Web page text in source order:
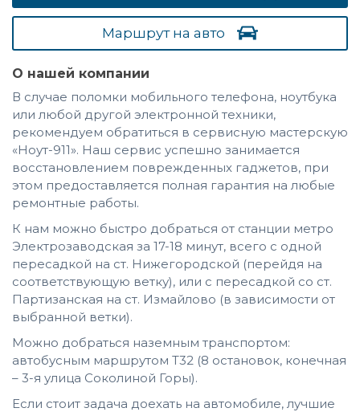
Маршрут на авто
О нашей компании
В случае поломки мобильного телефона, ноутбука
или любой другой электронной техники,
рекомендуем обратиться в сервисную мастерскую
«Ноут-911». Наш сервис успешно занимается
восстановлением поврежденных гаджетов, при
этом предоставляется полная гарантия на любые
ремонтные работы.
К нам можно быстро добраться от станции метро
Электрозаводская за 17-18 минут, всего с одной
пересадкой на ст. Нижегородской (перейдя на
соответствующую ветку), или с пересадкой со ст.
Партизанская на ст. Измайлово (в зависимости от
выбранной ветки).
Можно добраться наземным транспортом:
автобусным маршрутом Т32 (8 остановок, конечная
– 3-я улица Соколиной Горы).
Если стоит задача доехать на автомобиле, лучшие